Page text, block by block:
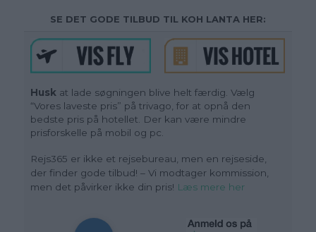
SE DET GODE TILBUD TIL KOH LANTA HER:
Husk at lade søgningen blive helt færdig. Vælg
“Vores laveste pris” på trivago, for at opnå den
bedste pris på hotellet. Der kan være mindre
prisforskelle på mobil og pc.
Rejs365 er ikke et rejsebureau, men en rejseside,
der finder gode tilbud! – Vi modtager kommission,
men det påvirker ikke din pris! Læs mere her